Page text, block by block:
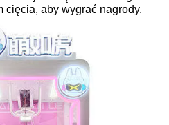
cięcia, aby wygrać nagrody.